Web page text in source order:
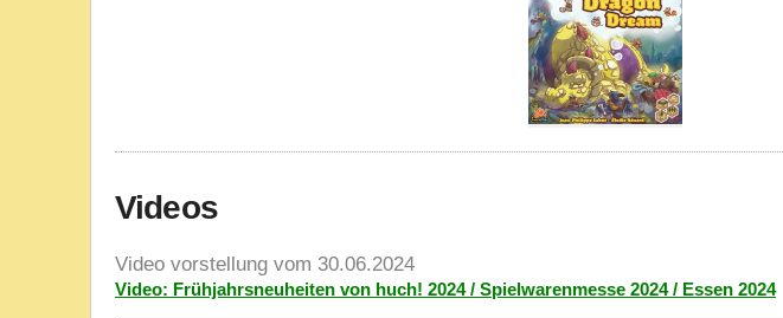
Videos
Video vorstellung vom 30.06.2024
Video: Frühjahrsneuheiten von huch! 2024 / Spielwarenmesse 2024 / Essen 2024